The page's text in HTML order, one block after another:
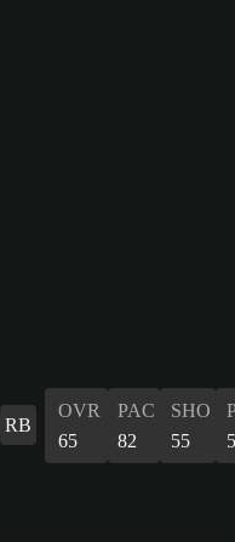
RB
OVR
65
PAC
82
SHO
55